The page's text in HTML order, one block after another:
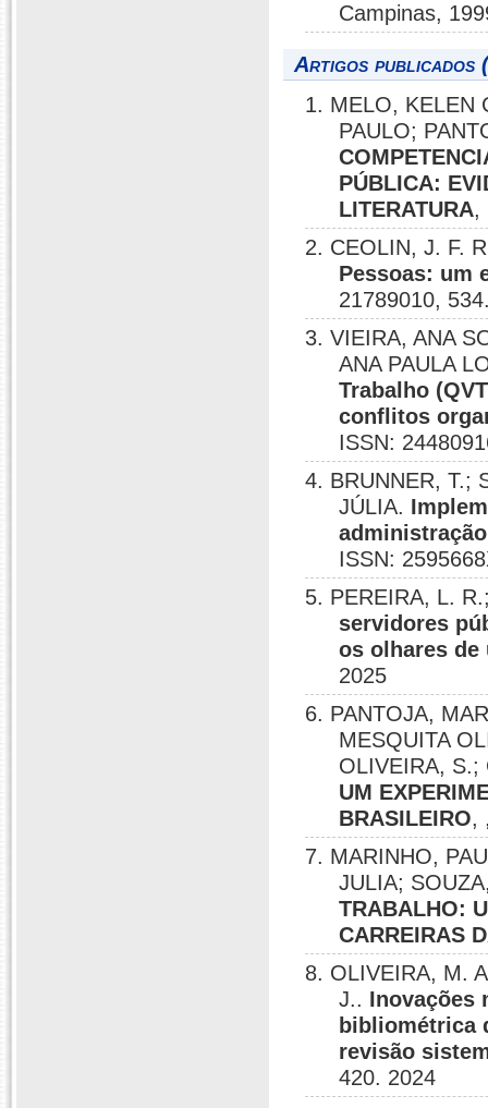
Campinas,
Artigos publicados
1. MELO, KELEN
PAULO;
PÚBLICA:
LITERATURA,
2. CEOLIN, J. F.
Pessoas: um
21789010,
3. VIEIRA, ANA
ANA PAULA
Trabalho
conflitos
ISSN:
4. BRUNNER, T.;
JÚLIA.
ISSN:
5. PEREIRA, L.
servidores
os olhares de
2025
6. PANTOJA,
MESQUITA
OLIVEIRA,
UM
BRASILEIRO,
7. MARINHO,
JULIA;
TRABALHO:
CARREIRAS
8. OLIVEIRA, M.
J.. Inovações
bibliométrica
revisão
420. 2024